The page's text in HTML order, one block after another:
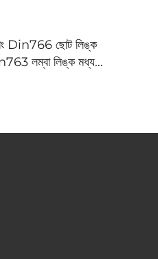
Din766 ছোট লিঙ্ক
লম্বা লিঙ্ক মধ্য